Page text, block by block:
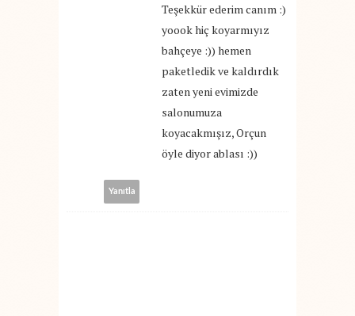
Teşekkür ederim canım :)
yoook hiç koyarmıyız
bahçeye :)) hemen
paketledik ve kaldırdık
zaten yeni evimizde
salonumuza
koyacakmışız, Orçun
öyle diyor ablası :))
Yanıtla